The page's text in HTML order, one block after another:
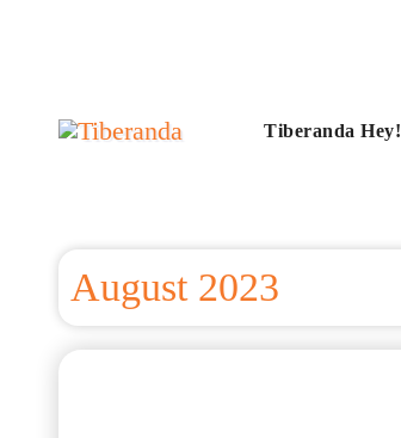
Tiberanda Hey!
August 2023